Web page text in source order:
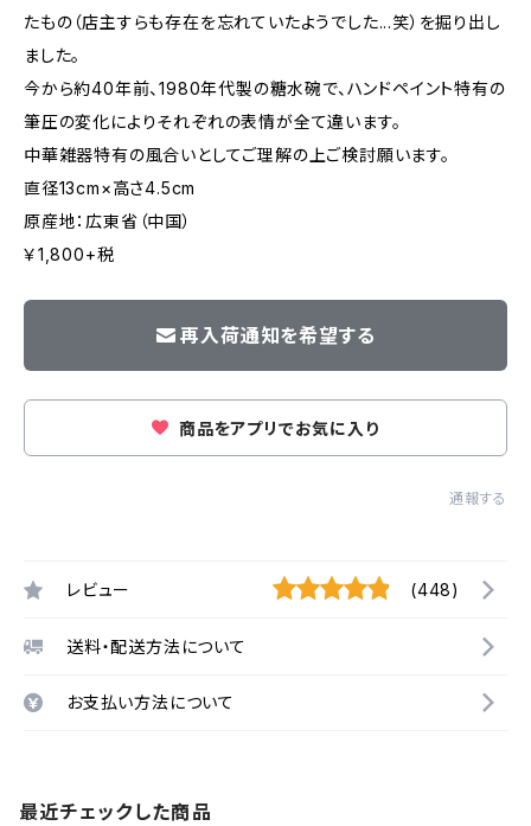
たもの（店主すらも存在を忘れていたようでした...笑）を掘り出し
ました。
今から約40年前、1980年代製の糖水碗で、ハンドペイント特有の
筆圧の変化によりそれぞれの表情が全て違います。
中華雑器特有の風合いとしてご理解の上ご検討願います。
直径13cm×高さ4.5cm
原産地：広東省（中国）
￥1,800+税
再入荷通知を希望する
商品をアプリでお気に入り
通報する
レビュー (448)
送料・配送方法について
お支払い方法について
最近チェックした商品